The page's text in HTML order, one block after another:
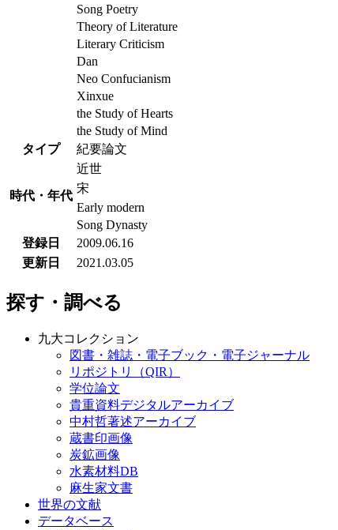
Song Poetry
Theory of Literature
Literary Criticism
Dan
Neo Confucianism
Xinxue
the Study of Hearts
the Study of Mind
タイプ
紀要論文
時代・年代
近世
宋
Early modern
Song Dynasty
登録日
2009.06.16
更新日
2021.03.05
探す・調べる
九大コレクション
図書・雑誌・電子ブック・電子ジャーナル
リポジトリ（QIR）
学位論文
貴重資料デジタルアーカイブ
中村哲著述アーカイブ
蔵書印画像
炭鉱画像
水素材料DB
麻生家文書
世界の文献
データベース